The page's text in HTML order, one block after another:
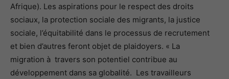
Afrique). Les aspirations pour le respect des droits
sociaux, la protection sociale des migrants, la justice
sociale, l’équitabilité dans le processus de recrutement
et bien d’autres feront objet de plaidoyers. « La
migration à travers son potentiel contribue au
développement dans sa globalité. Les travailleurs